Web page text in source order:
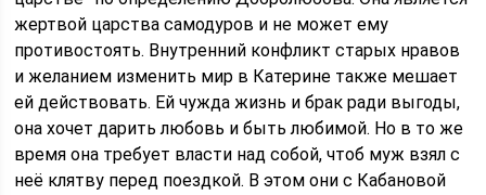
жертвой царства самодуров и не может ему
противостоять. Внутренний конфликт старых нравов
и желанием изменить мир в Катерине также мешает
ей действовать. Ей чужда жизнь и брак ради выгоды,
она хочет дарить любовь и быть любимой. Но в то же
время она требует власти над собой, чтоб муж взял с
неё клятву перед поездкой. В этом они с Кабановой